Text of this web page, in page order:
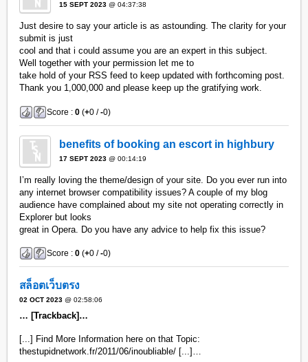
15 SEPT 2023 @ 04:37:38
Just desire to say your article is as astounding. The clarity for your
submit is just
cool and that i could assume you are an expert in this subject.
Well together with your permission let me to
take hold of your RSS feed to keep updated with forthcoming post.
Thank you 1,000,000 and please keep up the gratifying work.
Score :0 (+0 /-0)
benefits of booking an escort in highbury
17 SEPT 2023 @ 00:14:19
I’m really loving the theme/design of your site. Do you ever run into
any internet browser compatibility issues? A couple of my blog
audience have complained about my site not operating correctly in
Explorer but looks
great in Opera. Do you have any advice to help fix this issue?
Score :0 (+0 /-0)
สล็อตเว็บตรง
02 OCT 2023 @ 02:58:06
… [Trackback]…
[...] Find More Information here on that Topic:
thestupidnetwork.fr/2011/06/inoubliable/ [...]…